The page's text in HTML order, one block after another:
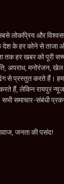
लोकप्रिय और
देश के हर कोने से ताजा
तक हर खबर को पूरी
अपराध, मनोरंजन,
से प्रस्तुत करते हैं।
हैं, लेकिन रायपुर
समाचार-संबंधी
जनता की पसंद!